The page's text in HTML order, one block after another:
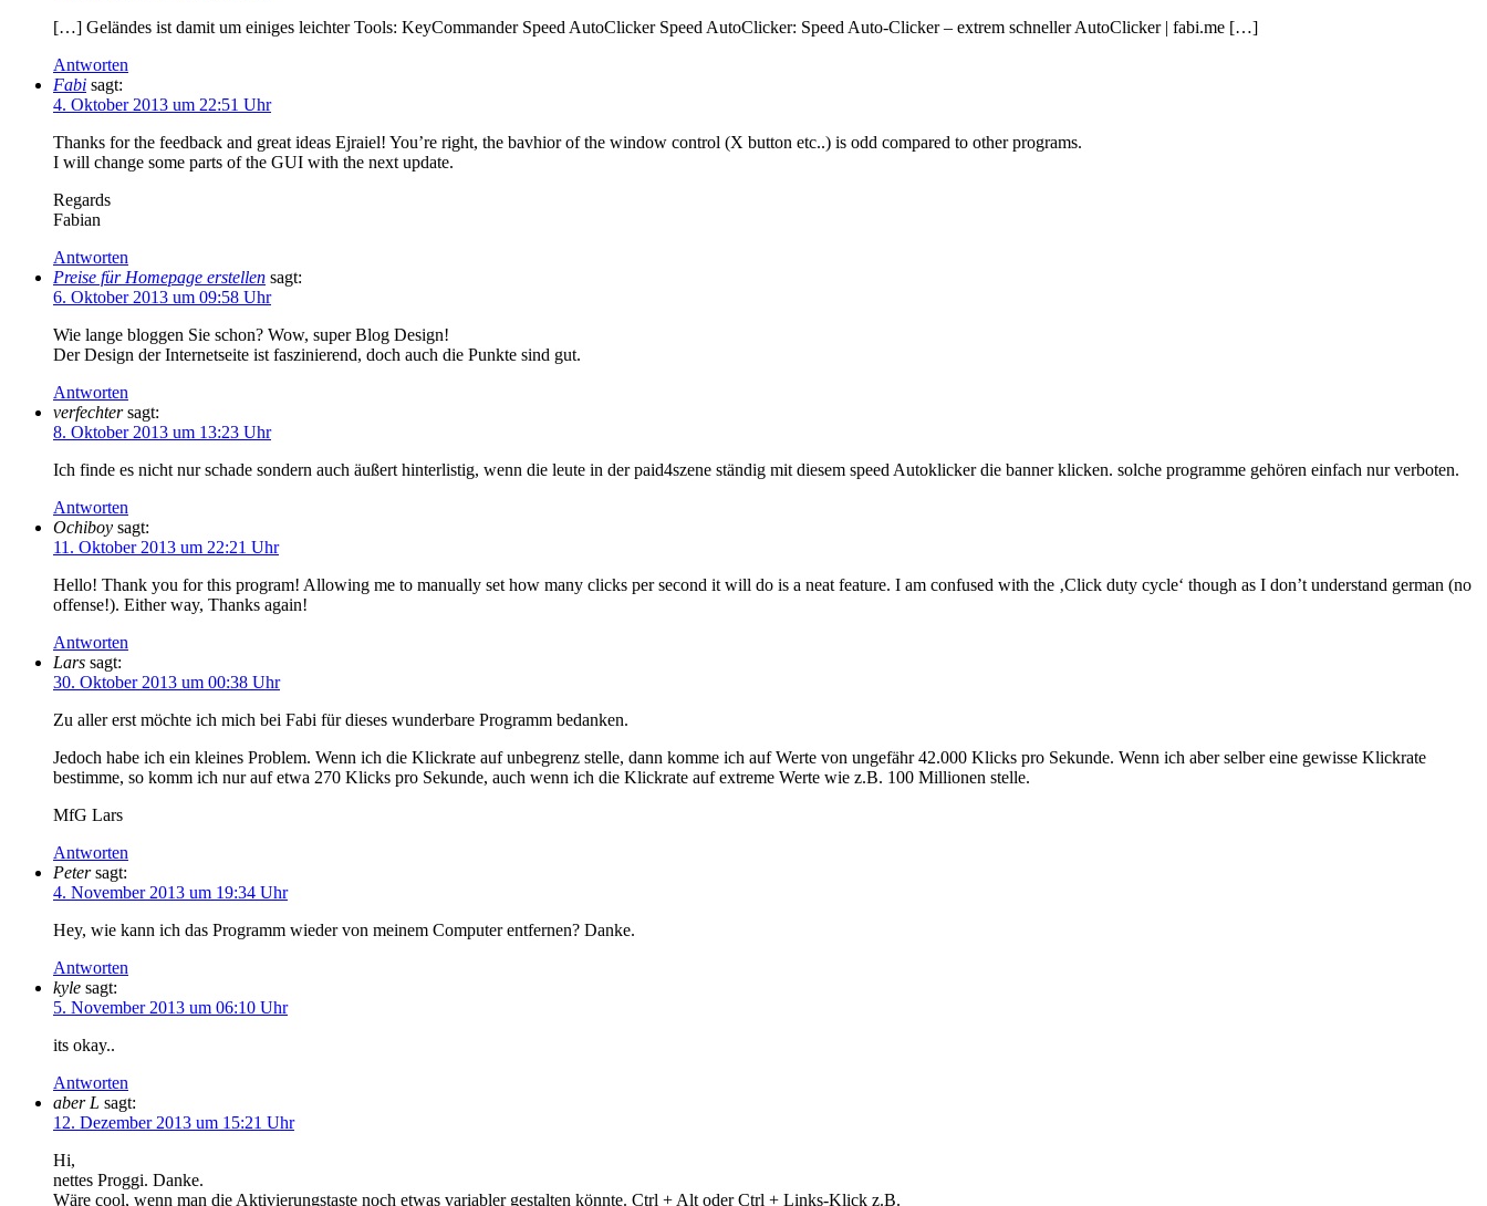
[…] Geländes ist damit um einiges leichter Tools: KeyCommander Speed AutoClicker Speed AutoClicker: Speed Auto-Clicker – extrem schneller AutoClicker | fabi.me […]
Antworten
Fabi sagt:
4. Oktober 2013 um 22:51 Uhr
Thanks for the feedback and great ideas Ejraiel! You’re right, the bavhior of the window control (X button etc..) is odd compared to other programs.
I will change some parts of the GUI with the next update.
Regards
Fabian
Antworten
Preise für Homepage erstellen sagt:
6. Oktober 2013 um 09:58 Uhr
Wie lange bloggen Sie schon? Wow, super Blog Design!
Der Design der Internetseite ist faszinierend, doch auch die Punkte sind gut.
Antworten
verfechter sagt:
8. Oktober 2013 um 13:23 Uhr
Ich finde es nicht nur schade sondern auch äußert hinterlistig, wenn die leute in der paid4szene ständig mit diesem speed Autoklicker die banner klicken. solche programme gehören einfach nur verboten.
Antworten
Ochiboy sagt:
11. Oktober 2013 um 22:21 Uhr
Hello! Thank you for this program! Allowing me to manually set how many clicks per second it will do is a neat feature. I am confused with the ‚Click duty cycle‘ though as I don’t understand german (no
offense!). Either way, Thanks again!
Antworten
Lars sagt:
30. Oktober 2013 um 00:38 Uhr
Zu aller erst möchte ich mich bei Fabi für dieses wunderbare Programm bedanken.
Jedoch habe ich ein kleines Problem. Wenn ich die Klickrate auf unbegrenz stelle, dann komme ich auf Werte von ungefähr 42.000 Klicks pro Sekunde. Wenn ich aber selber eine gewisse Klickrate
bestimme, so komm ich nur auf etwa 270 Klicks pro Sekunde, auch wenn ich die Klickrate auf extreme Werte wie z.B. 100 Millionen stelle.
MfG Lars
Antworten
Peter sagt:
4. November 2013 um 19:34 Uhr
Hey, wie kann ich das Programm wieder von meinem Computer entfernen? Danke.
Antworten
kyle sagt:
5. November 2013 um 06:10 Uhr
its okay..
Antworten
aber L sagt:
12. Dezember 2013 um 15:21 Uhr
Hi,
nettes Proggi. Danke.
Wäre cool, wenn man die Aktivierungstaste noch etwas variabler gestalten könnte. Ctrl + Alt oder Ctrl + Links-Klick z.B.